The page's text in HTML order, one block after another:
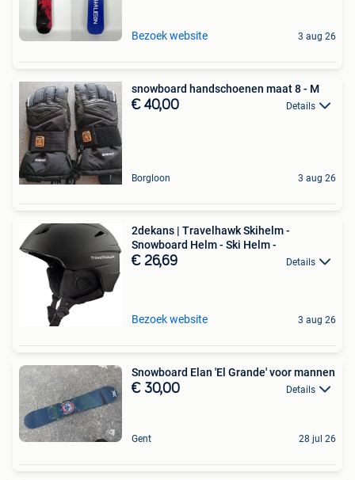
Bezoek website 3 aug 26
snowboard handschoenen maat 8 - M
€ 40,00 Details
Borgloon 3 aug 26
2dekans | Travelhawk Skihelm -
Snowboard Helm - Ski Helm -
€ 26,69 Details
Bezoek website 3 aug 26
Snowboard Elan 'El Grande' voor mannen
€ 30,00 Details
Gent 28 jul 26